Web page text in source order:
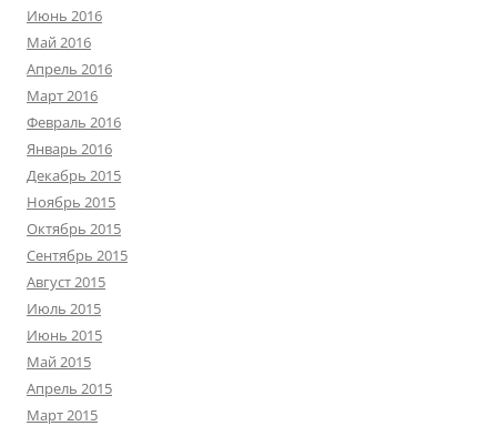
Июнь 2016
Май 2016
Апрель 2016
Март 2016
Февраль 2016
Январь 2016
Декабрь 2015
Ноябрь 2015
Октябрь 2015
Сентябрь 2015
Август 2015
Июль 2015
Июнь 2015
Май 2015
Апрель 2015
Март 2015